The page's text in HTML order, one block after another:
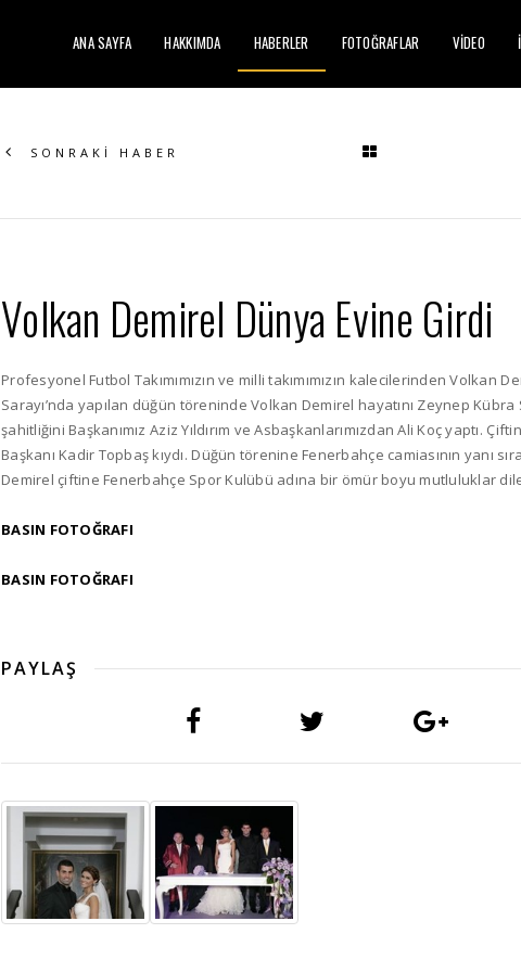
ANA SAYFA HAKKIMDA HABERLER FOTOĞRAFLAR VİDEO
SONRAKİ HABER
Volkan Demirel Dünya Evine Girdi
Profesyonel Futbol Takımımızın ve milli takımımızın kalecilerinden Volkan
Sarayı’nda yapılan düğün töreninde Volkan Demirel hayatını Zeynep
şahitliğini Başkanımız Aziz Yıldırım ve Asbaşkanlarımızdan Ali Koç yaptı.
Başkanı Kadir Topbaş kıydı. Düğün törenine Fenerbahçe camiasının yanı
Demirel çiftine Fenerbahçe Spor Kulübü adına bir ömür boyu mutluluklar
BASIN FOTOĞRAFI
BASIN FOTOĞRAFI
PAYLAŞ